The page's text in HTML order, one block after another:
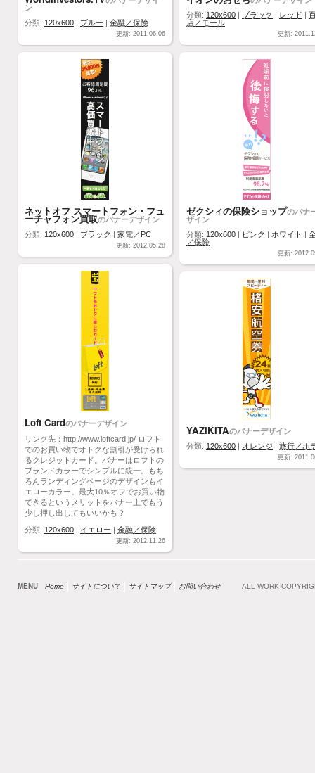
ン
分類: 120x600 | ブルー | 金融／保険
更新: 2011.06.06
分類: 120x600 | ブラック | レッド |
店／モール
更新:
ネットオフ スマートフォン・フュ
ーチャフォン買取のバナーデザイン
分類: 120x600 | ブラック | 家電／PC
更新: 2012.05.28
ゼクシィの保険ショップのバナ
ザイン
分類: 120x600 | ピンク | ホワイト |
／保険
更新:
Loft Cardのバナーデザイン
リンク先：http://www.loftcard.jp/ ロフト
でのお買い物でオトクな割引が受けられ
るクレジットカード。バナーはロフトの
ブランドカラーでシンプルに統一。もち
ろんランディングページのデザインもイ
エローカラー。最大10％オフでお買い物
できるというメリットをバナー上でもう
少し押し出してもいいかも？
分類: 120x600 | イエロー | 金融／保険
更新: 2012.11.26
YAZIKITAのバナーデザイン
分類: 120x600 | オレンジ | 旅行／ホ
更新:
MENU Home サイトについて サイトマップ お問い合わせ ALL WORK